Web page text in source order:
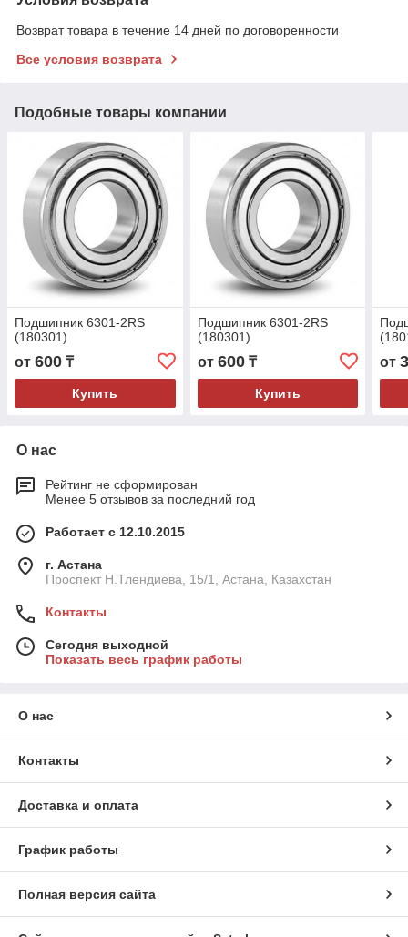
Возврат товара в течение 14 дней по договоренности
Все условия возврата
Подобные товары компании
Подшипник 6301-2RS
(180301)
от 600 ₸
Купить
Подшипник 6301-2RS
(180301)
от 600₸
Купить
от
О нас
Рейтинг не сформирован
Менее 5 отзывов за последний год
Работает с 12.10.2015
г. Астана
Проспект Н.Тлендиева, 15/1, Астана, Казахстан
Контакты
Сегодня выходной
Показать весь график работы
О нас
Контакты
Доставка и оплата
График работы
Полная версия сайта